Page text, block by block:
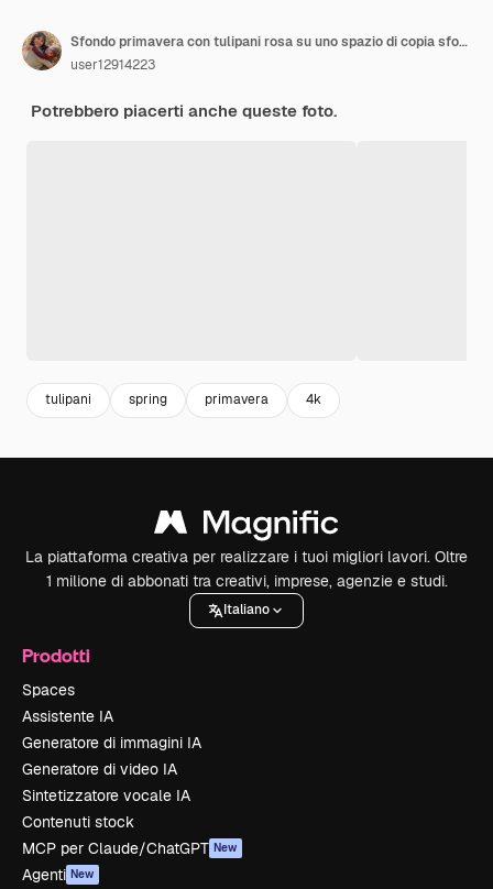
Sfondo primavera con tulipani rosa su uno spazio di copia sfondo rosa
user12914223
Potrebbero piacerti anche queste foto.
tulipani spring primavera 4k
La piattaforma creativa per realizzare i tuoi migliori lavori. Oltre
1 milione di abbonati tra creativi, imprese, agenzie e studi.
Italiano
Prodotti
Spaces
Assistente IA
Generatore di immagini IA
Generatore di video IA
Sintetizzatore vocale IA
Contenuti stock
MCP per Claude/ChatGPT New
Agenti New